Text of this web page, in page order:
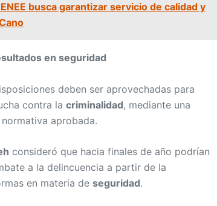
busca garantizar servicio de calidad y
en seguridad
deben ser aprovechadas para
contra la criminalidad, mediante una
aprobada.
consideró que hacia finales de año podrían
a la delincuencia a partir de la
en materia de seguridad.